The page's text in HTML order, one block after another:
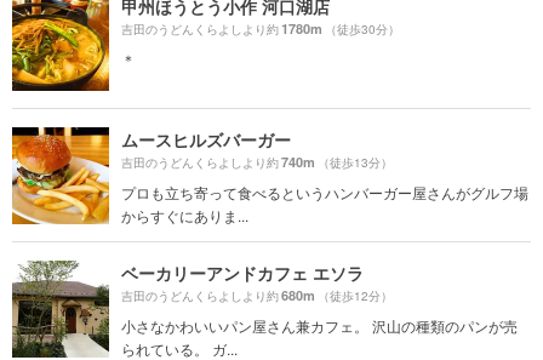
甲州ほうとう小作 河口湖店
吉田のうどんくらよしより約1780m （徒歩30分）
＊
ムースヒルズバーガー
吉田のうどんくらよしより約740m （徒歩13分）
プロも立ち寄って食べるというハンバーガー屋さんがグルフ場
からすぐにありま...
ベーカリーアンドカフェ エソラ
吉田のうどんくらよしより約680m （徒歩12分）
小さなかわいいパン屋さん兼カフェ。 沢山の種類のパンが売
られている。 ガ...